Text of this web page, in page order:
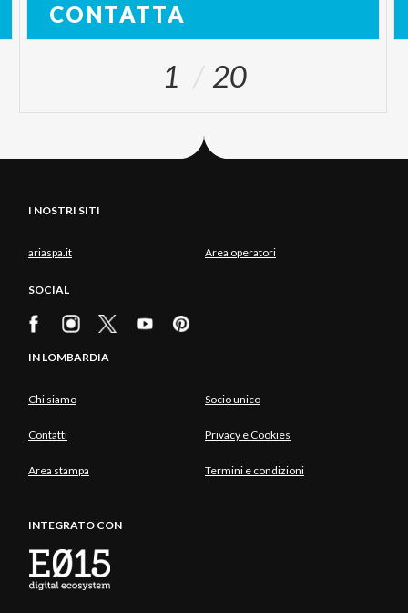
CONTATTA
1 20
I NOSTRI SITI
ariaspa.it Area operatori
SOCIAL
IN LOMBARDIA
Chi siamo Socio unico
Contatti Privacy e Cookies
Area stampa Termini e condizioni
INTEGRATO CON